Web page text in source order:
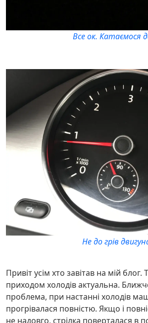
Все ок. Катаємося
Не до грів
Привіт усім хто завітав на мій блог.
приходом холодів актуальна.
проблема, при настанні холодів
прогрівалася повністю. Якщо і
не надовго, стрілка поверталася в